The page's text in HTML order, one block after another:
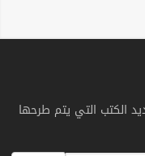
الكتب التي يتم طرحها